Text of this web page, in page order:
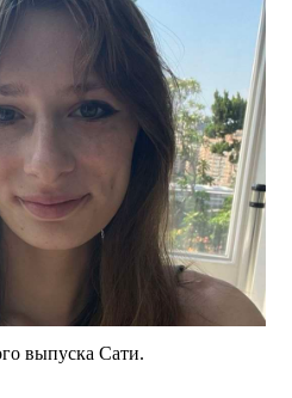
выпуска Сати.